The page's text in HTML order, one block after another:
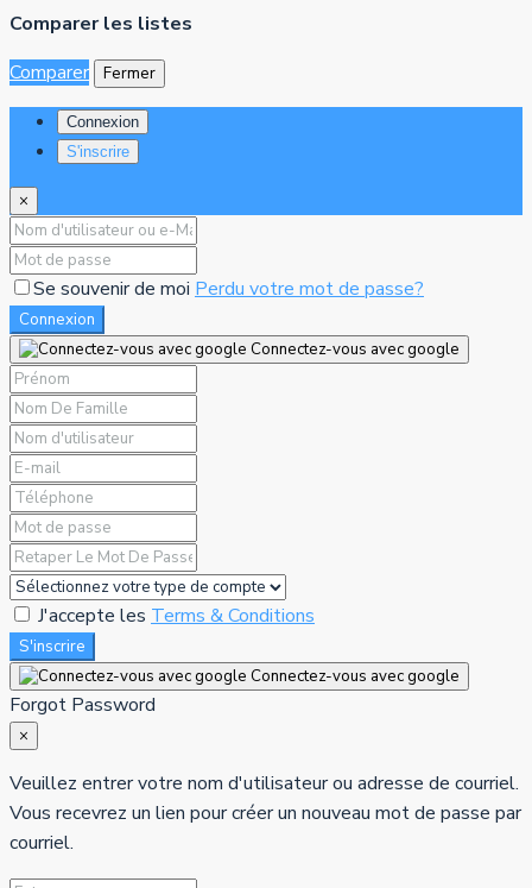
Comparer les listes
Comparer
Fermer
Connexion
S'inscrire
×
Se souvenir de moi Perdu votre mot de passe?
Connexion
Connectez-vous avec google
J'accepte les Terms & Conditions
S'inscrire
Connectez-vous avec google
Forgot Password
×
Veuillez entrer votre nom d'utilisateur ou adresse de courriel.
Vous recevrez un lien pour créer un nouveau mot de passe par
courriel.